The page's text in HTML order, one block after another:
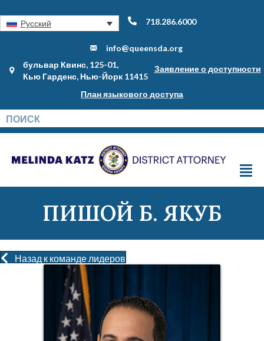
Русский 718.286.6000
info@queensda.org
бульвар Квинс, 125-01,
Кью Гарденс, Нью-Йорк 11415
Заявление о доступности
План языкового доступа
ПИШОЙ Б. ЯКУБ
Назад к команде лидеров